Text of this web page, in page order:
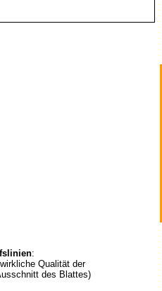
:
Qualität der
des Blattes)